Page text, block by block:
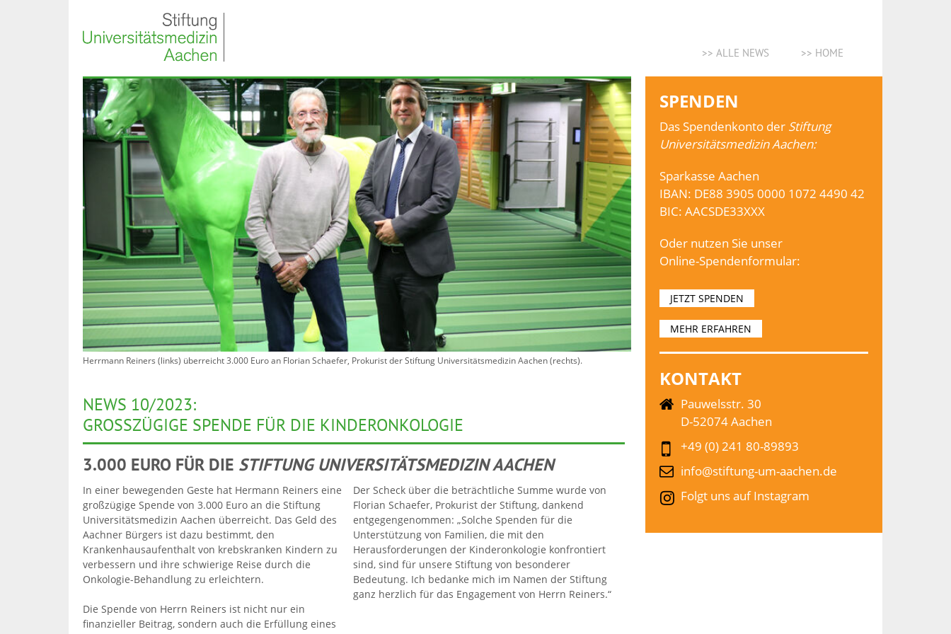
>> ALLE NEWS >> HOME
Herrmann Reiners (links) überreicht 3.000 Euro an Florian Schaefer, Prokurist der Stiftung Universitätsmedizin Aachen (rechts).
NEWS 10/2023:
GROSSZÜGIGE SPENDE FÜR DIE KINDERONKOLOGIE
3.000 EURO FÜR DIE STIFTUNG UNIVERSITÄTSMEDIZIN AACHEN
In einer bewegenden Geste hat Hermann Reiners eine
großzügige Spende von 3.000 Euro an die Stiftung
Universitätsmedizin Aachen überreicht. Das Geld des
Aachner Bürgers ist dazu bestimmt, den
Krankenhausaufenthalt von krebskranken Kindern zu
verbessern und ihre schwierige Reise durch die
Onkologie-Behandlung zu erleichtern.
Die Spende von Herrn Reiners ist nicht nur ein
finanzieller Beitrag, sondern auch die Erfüllung eines
Der Scheck über die beträchtliche Summe wurde von
Florian Schaefer, Prokurist der Stiftung, dankend
entgegengenommen: „Solche Spenden für die
Unterstützung von Familien, die mit den
Herausforderungen der Kinderonkologie konfrontiert
sind, sind für unsere Stiftung von besonderer
Bedeutung. Ich bedanke mich im Namen der Stiftung
ganz herzlich für das Engagement von Herrn Reiners.“
SPENDEN
Das Spendenkonto der Stiftung
Universitätsmedizin Aachen:
Sparkasse Aachen
IBAN: DE88 3905 0000 1072 4490 42
BIC: AACSDE33XXX
Oder nutzen Sie unser
Online-Spendenformular:
JETZT SPENDEN
MEHR ERFAHREN
KONTAKT
Pauwelsstr. 30
D-52074 Aachen
+49 (0) 241 80-89893
info@stiftung-um-aachen.de
Folgt uns auf Instagram